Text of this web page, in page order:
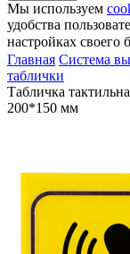
Мы используем
удобства
настройках своего
Главная Система
таблички
Табличка
200*150 мм